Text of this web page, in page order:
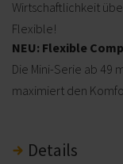
Wirtschaftlichkeit
Flexible!
NEU: Flexible
Die Mini-Serie ab 49
maximiert den
Details